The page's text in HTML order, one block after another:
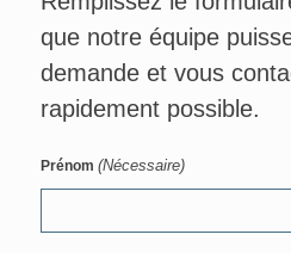
que notre équipe
demande et vous
rapidement possible.
Prénom (Nécessaire)